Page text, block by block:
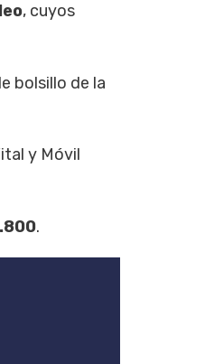
, cuyos
bolsillo de la
y Móvil
.